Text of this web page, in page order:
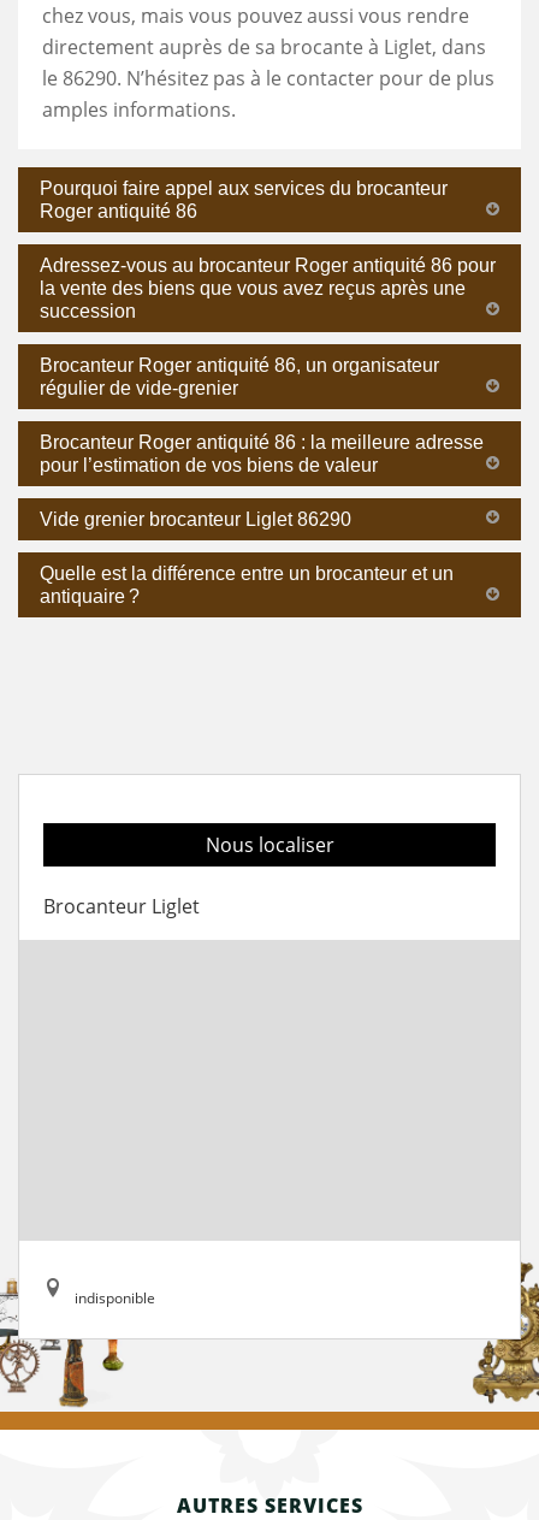
chez vous, mais vous pouvez aussi vous rendre
directement auprès de sa brocante à Liglet, dans
le 86290. N’hésitez pas à le contacter pour de plus
amples informations.
Pourquoi faire appel aux services du brocanteur
Roger antiquité 86
Adressez-vous au brocanteur Roger antiquité 86 pour
la vente des biens que vous avez reçus après une
succession
Brocanteur Roger antiquité 86, un organisateur
régulier de vide-grenier
Brocanteur Roger antiquité 86 : la meilleure adresse
pour l’estimation de vos biens de valeur
Vide grenier brocanteur Liglet 86290
Quelle est la différence entre un brocanteur et un
antiquaire ?
Nous localiser
Brocanteur Liglet
indisponible
AUTRES SERVICES